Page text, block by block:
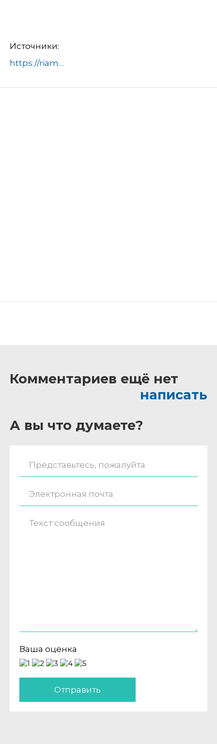
Источники:
https://riamo.ru/news/obschestvo/v-podmoskove-razjasnili-porjadok-pereoformlenija-dogovora-na-gaz/
Комментариев ещё нет
написать
А вы что думаете?
Ваша оценка
Отправить